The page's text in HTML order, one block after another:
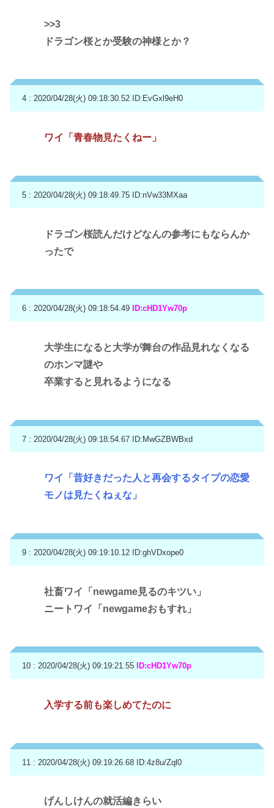
>>3
ドラゴン桜とか受験の神様とか？
4 : 2020/04/28(火) 09:18:30.52 ID:EvGxl9eH0
ワイ「青春物見たくねー」
5 : 2020/04/28(火) 09:18:49.75 ID:nVw33MXaa
ドラゴン桜読んだけどなんの参考にもならんか
ったで
6 : 2020/04/28(火) 09:18:54.49 ID:cHD1Yw70p
大学生になると大学が舞台の作品見れなくなる
のホンマ謎や
卒業すると見れるようになる
7 : 2020/04/28(火) 09:18:54.67 ID:MwGZBWBxd
ワイ「昔好きだった人と再会するタイプの恋愛
モノは見たくねぇな」
9 : 2020/04/28(火) 09:19:10.12 ID:ghVDxope0
社畜ワイ「newgame見るのキツい」
ニートワイ「newgameおもすれ」
10 : 2020/04/28(火) 09:19:21.55 ID:cHD1Yw70p
入学する前も楽しめてたのに
11 : 2020/04/28(火) 09:19:26.68 ID:4z8u/Zql0
げんしけんの就活編きらい